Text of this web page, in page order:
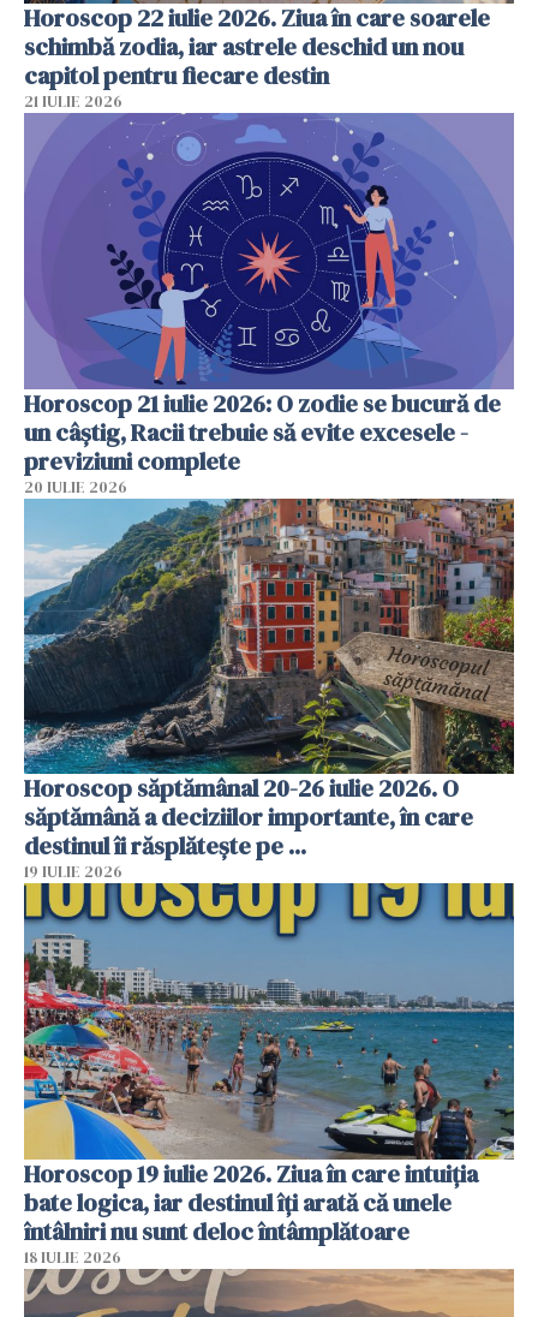
Horoscop 22 iulie 2026. Ziua în care soarele
schimbă zodia, iar astrele deschid un nou
capitol pentru fiecare destin
21 IULIE 2026
Horoscop 21 iulie 2026: O zodie se bucură de
un câștig, Racii trebuie să evite excesele -
previziuni complete
20 IULIE 2026
Horoscop săptămânal 20-26 iulie 2026. O
săptămână a deciziilor importante, în care
destinul îi răsplătește pe ...
19 IULIE 2026
Horoscop 19 iulie 2026. Ziua în care intuiția
bate logica, iar destinul îți arată că unele
întâlniri nu sunt deloc întâmplătoare
18 IULIE 2026